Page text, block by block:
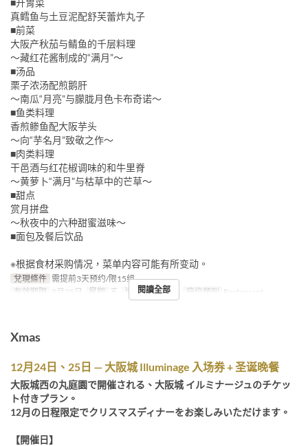
真鳕鱼与土豆泥配舒芙蕾炸丸子
■前菜
大阪产秋茄与鲭鱼的千层料理
～藏红花酱制成的“满月”～
■汤品
栗子浓汤配煎鹅肝
～南瓜“月亮”与朦胧月色卡布奇诺～
■鱼类料理
香煎鲹鱼配大阪芋头
～向“芋名月”致敬之作～
■肉类料理
干邑酒与红花椒调味的和牛里脊
～黄萝卜“满月”与枯草中的芒草～
■甜点
赏月拼盘
～秋夜中的六种甜蜜滋味～
■面包及餐后饮品
※根据食材采购情况，菜单内容可能有所变动。
兌現條件 需提前3天预约/限15组
有效期限
9月25日 星期 五 進餐時間 晚餐 座位類別 Restaurant
閱讀全部
Xmas
12月24日、25日 — 大阪城 Illuminage 入场券 + 圣诞晚餐
大阪城西の丸庭園で開催される、大阪城 イルミナージュのチケッ
ト付きプラン。
12月の日程限定でクリスマスディナーをお楽しみいただけます。
【開催日】